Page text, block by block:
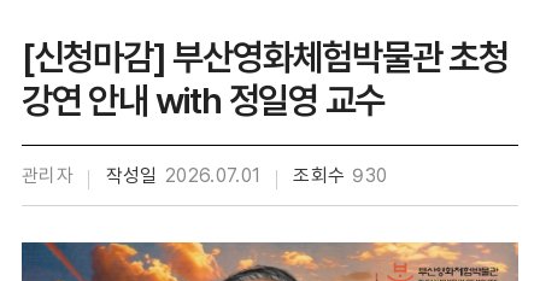
[신청마감] 부산영화체험박물관 초청
강연 안내 with 정일영 교수
관리자 작성일 2026.07.01 조회수 930